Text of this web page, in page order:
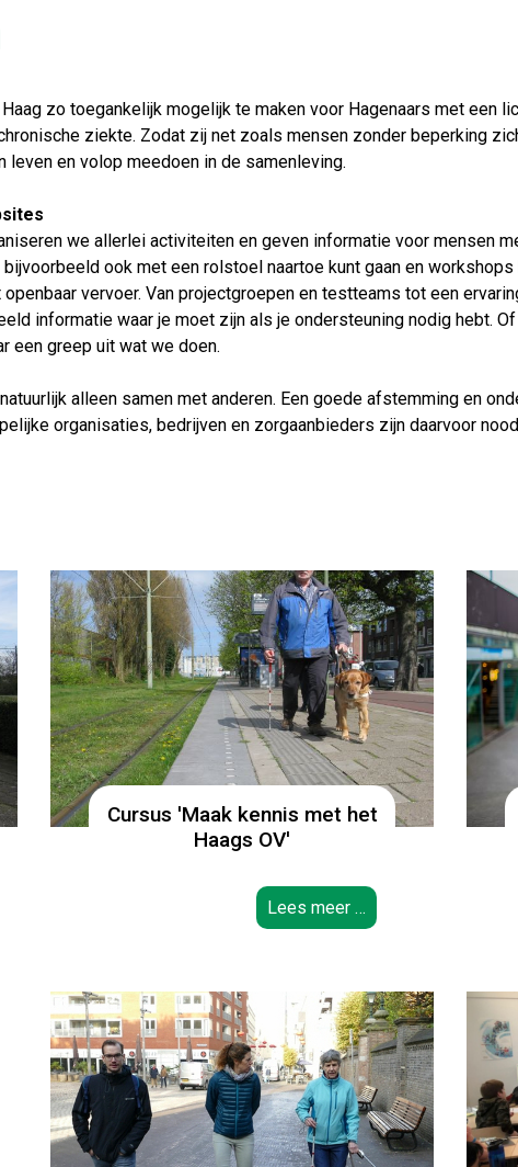
zo toegankelijk mogelijk te maken voor Hagenaars met een
ziekte. Zodat zij net zoals mensen zonder beperking
leven en volop meedoen in de samenleving.
we allerlei activiteiten en geven informatie voor mensen
ook met een rolstoel naartoe kunt gaan en
vervoer. Van projectgroepen en testteams tot een
informatie waar je moet zijn als je ondersteuning nodig hebt.
een greep uit wat we doen.
alleen samen met anderen. Een goede afstemming en
organisaties, bedrijven en zorgaanbieders zijn daarvoor
Cursus 'Maak kennis met het
Haags OV'
Lees meer …